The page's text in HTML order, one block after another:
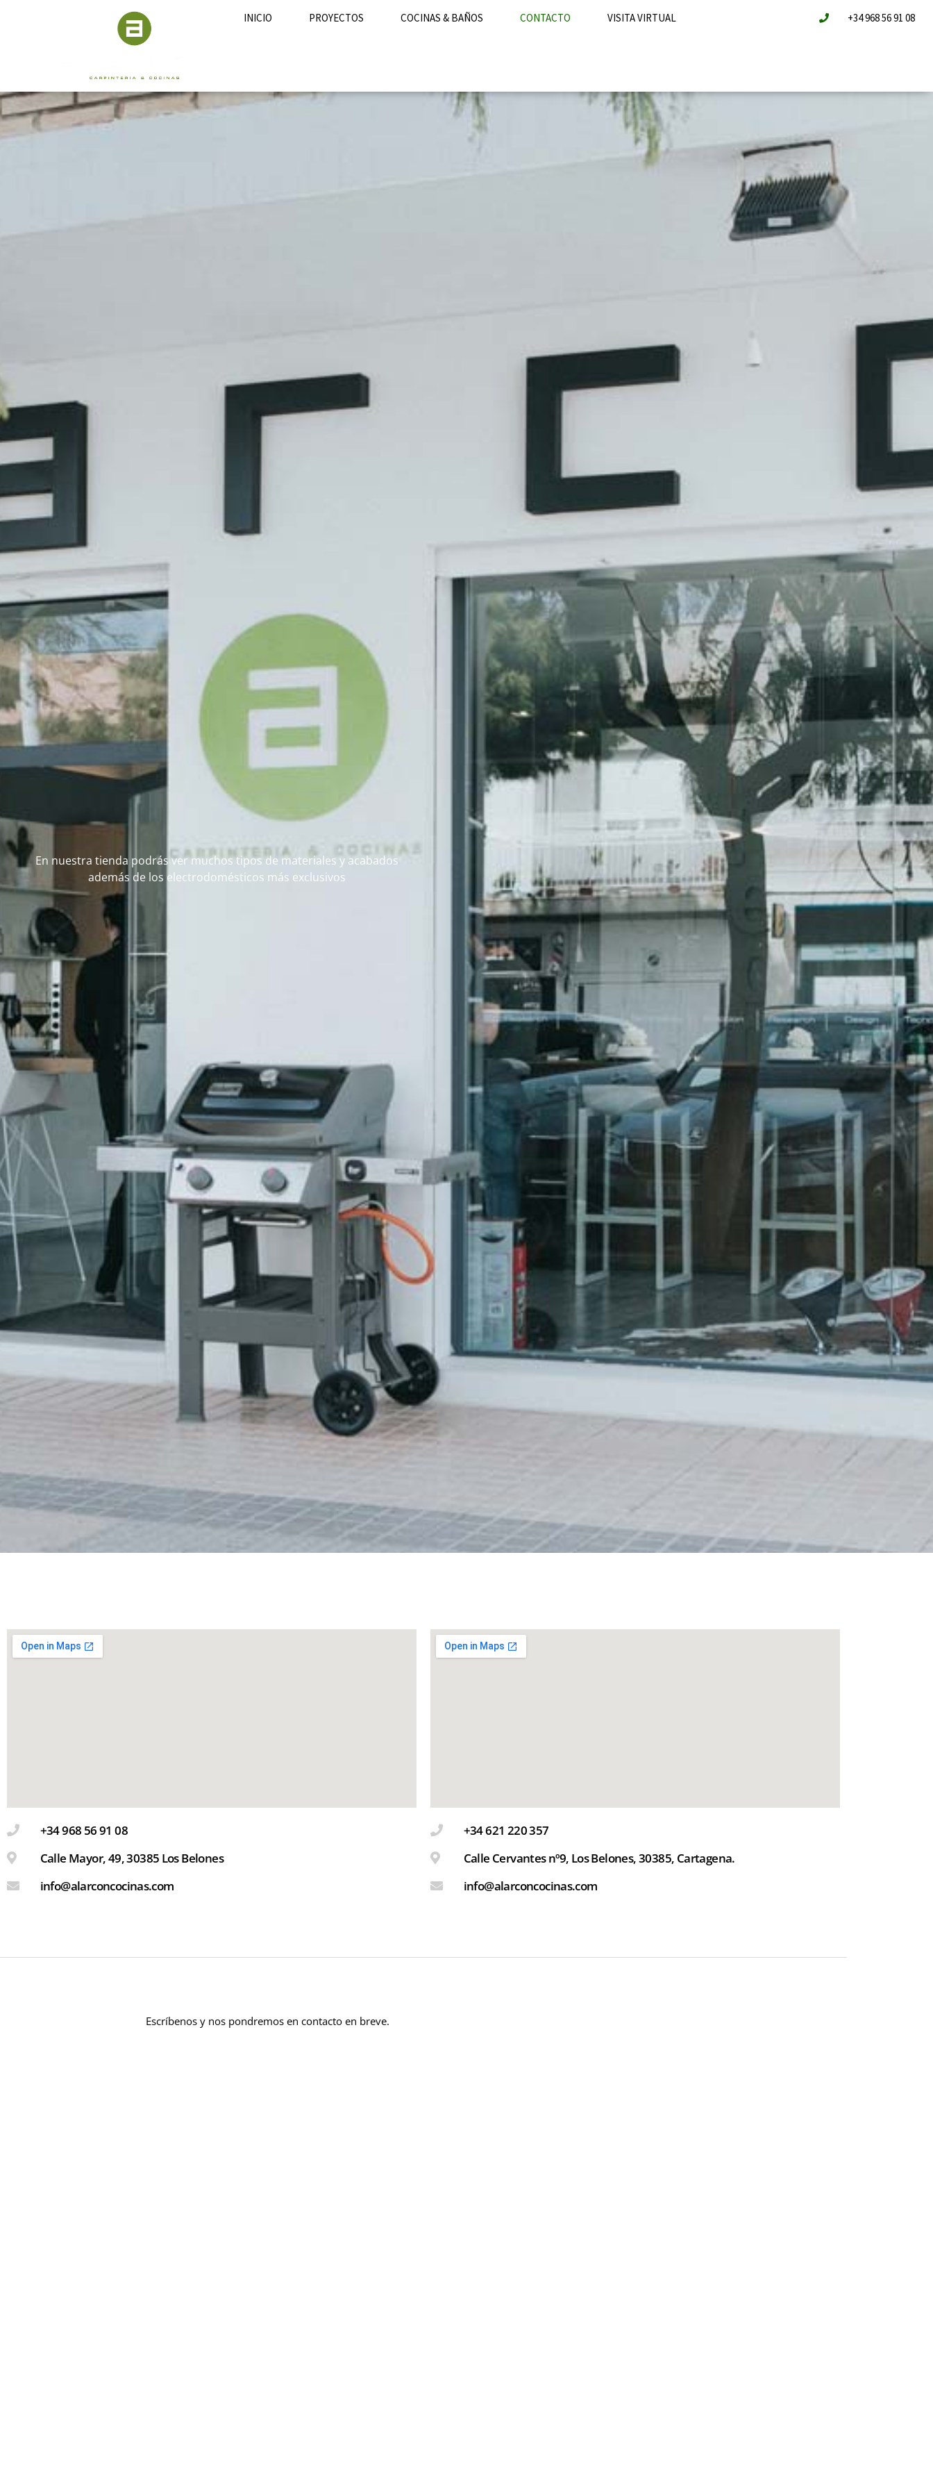
INICIO PROYECTOS COCINAS & BAÑOS CONTACTO VISITA VIRTUAL +34 968 56 91 08
En nuestra tienda podrás ver muchos tipos de materiales y acabados
además de los electrodomésticos más exclusivos
+34 968 56 91 08
Calle Mayor, 49, 30385 Los Belones
info@alarconcocinas.com
+34 621 220 357
Calle Cervantes nº9, Los Belones, 30385, Cartagena.
info@alarconcocinas.com
Escríbenos y nos pondremos en contacto en breve.